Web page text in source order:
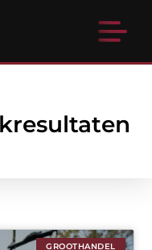
GROOTHANDEL